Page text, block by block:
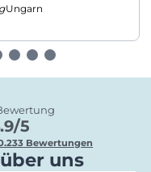
Ungarn
5
Bewertungen
uns